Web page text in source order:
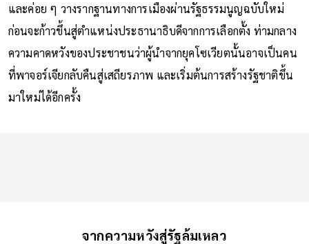
และค่อย ๆ วางรากฐานทางการเมืองผ่านรัฐธรรมนูญฉบับใหม่
ก่อนจะก้าวขึ้นสู่ตำแหน่งประธานาธิบดีจากการเลือกตั้ง ท่ามกลาง
ความคาดหวังของประชาชนว่าผู้นำจากยุคโซเวียตนั้นอาจเป็นคน
ที่พาจอร์เจียกลับคืนสู่เสถียรภาพ และเริ่มต้นการสร้างรัฐชาติขึ้น
มาใหม่ได้อีกครั้ง
จากความหวังสู่รัฐล้มเหลว